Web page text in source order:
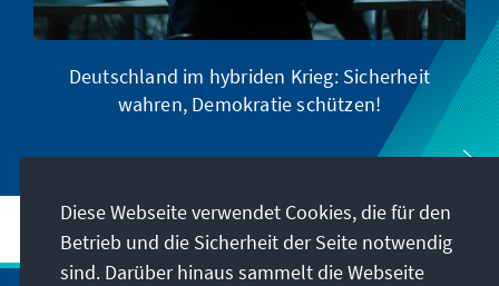
Deutschland im hybriden Krieg: Sicherheit
wahren, Demokratie schützen!
Diese Webseite verwendet Cookies, die für den
Betrieb und die Sicherheit der Seite notwendig
sind. Darüber hinaus sammelt die Webseite